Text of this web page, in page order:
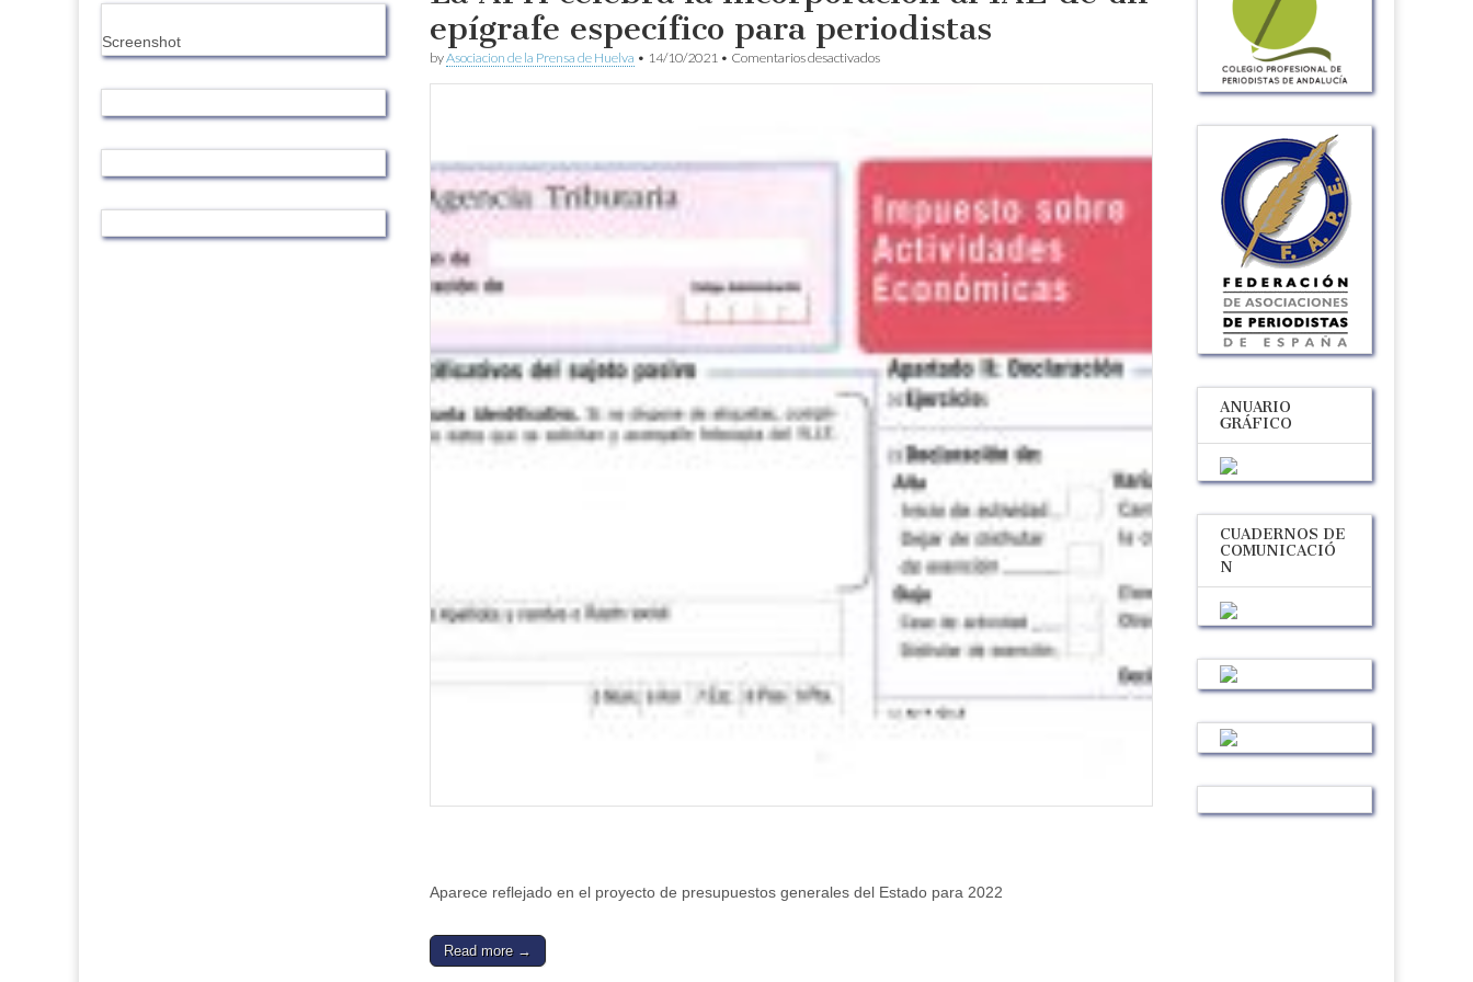
epígrafe específico para periodistas
byAsociacion de la Prensa de Huelva • 14/10/2021 • Comentarios desactivadosen
al
de
un
epígrafe
específico
para
periodistas
Aparece reflejado en el proyecto de presupuestos generales del Estado para 2022
Read more →
Screenshot
ANUARIO
GRÁFICO
CUADERNOS DE
COMUNICACIÓ
N